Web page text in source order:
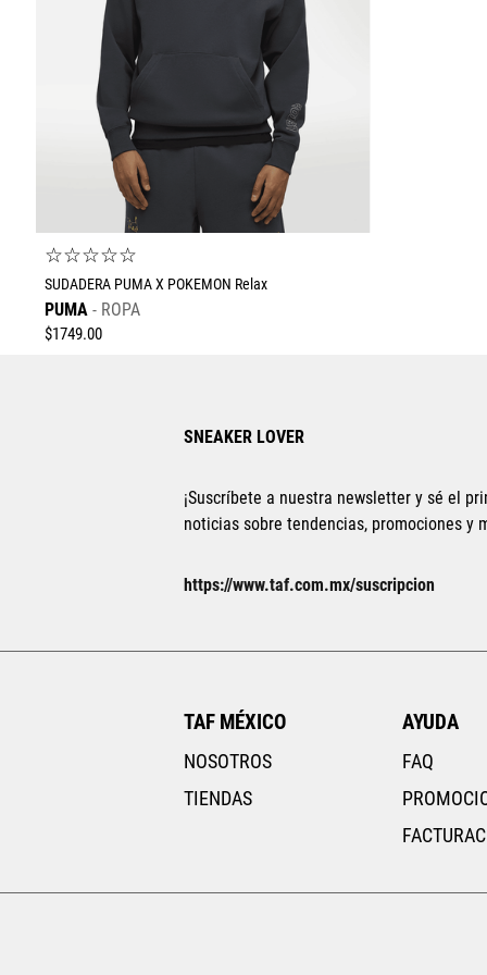
☆☆☆☆☆
SUDADERA PUMA X POKEMON Relax
PUMA ROPA
$1749.00
SNEAKER LOVER
¡Suscríbete a nuestra newsletter y sé el
noticias sobre tendencias, promociones y
https://www.taf.com.mx/suscripcion
TAF MÉXICO
NOSOTROS
TIENDAS
AYUDA
FAQ